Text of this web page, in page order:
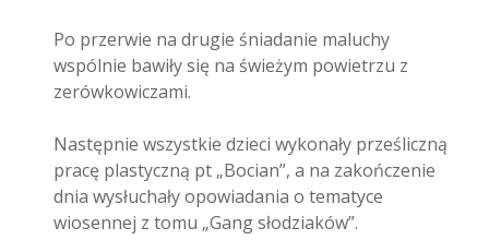
Po przerwie na drugie śniadanie maluchy
wspólnie bawiły się na świeżym powietrzu z
zerówkowiczami.
Następnie wszystkie dzieci wykonały prześliczną
pracę plastyczną pt „Bocian”, a na zakończenie
dnia wysłuchały opowiadania o tematyce
wiosennej z tomu „Gang słodziaków”.